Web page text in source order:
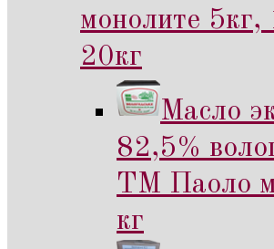
монолите 5кг,
20кг
Масло
82,5%
ТМ Паоло
кг